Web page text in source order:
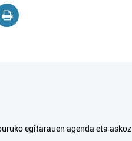
egitarauen agenda eta askoz